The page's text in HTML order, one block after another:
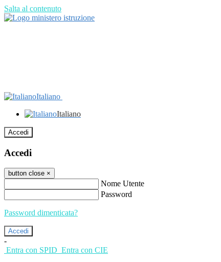
Salta al contenuto
Italiano
Italiano
Accedi
Accedi
button close ×
Nome Utente
Password
Password dimenticata?
-
Entra con SPID Entra con CIE